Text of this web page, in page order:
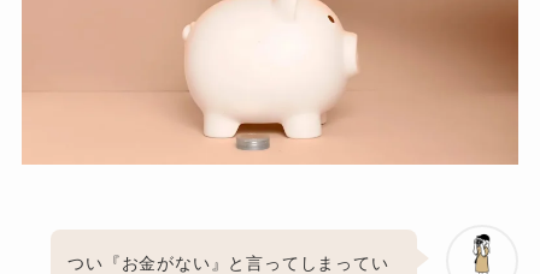
つい『お金がない』と言ってしまってい